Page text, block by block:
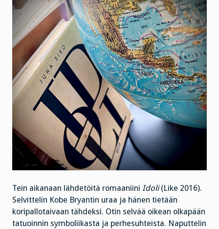
Tein aikanaan lähdetöitä romaaniini Idoli(Like 2016).
Selvittelin Kobe Bryantin uraa ja hänen tietään
koripallotaivaan tähdeksi. Otin selvää oikean olkapään
tatuoinnin symboliikasta ja perhesuhteista. Naputtelin